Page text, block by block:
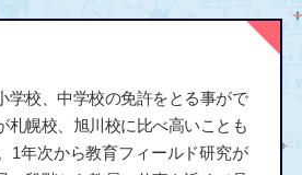
学校、中学校の免許をとる事がで
札幌校、旭川校に比べ高いことも
1年次から教育フィールド研究が